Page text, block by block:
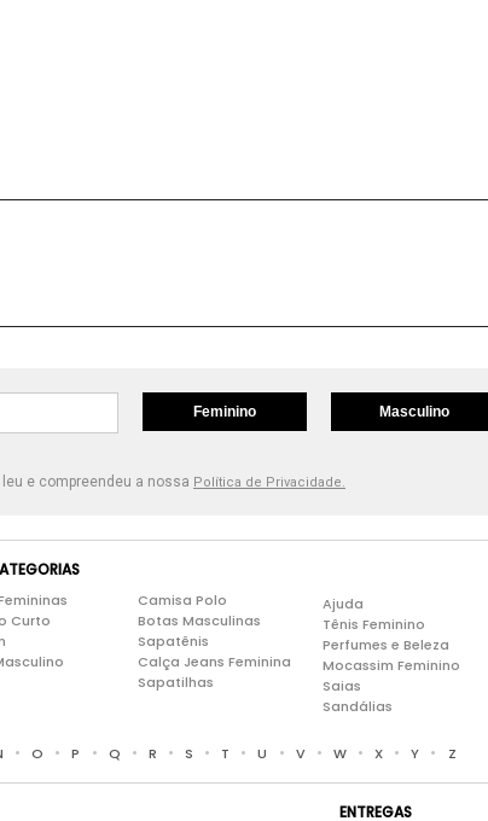
Feminino Masculino
e compreendeu a nossa Política de Privacidade.
Curto
Camisa Polo
Botas Masculinas
Sapatênis
Calça Jeans Feminina
Sapatilhas
Ajuda
Tênis Feminino
Perfumes e Beleza
Mocassim Feminino
Saias
Sandálias
• O • P • Q • R • S • T • U • V • W • X • Y • Z
ENTREGAS